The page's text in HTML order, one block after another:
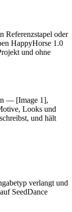
Referenzstapel oder
HappyHorse 1.0
und ohne
— [Image 1],
Looks und
und hält
verlangt und
SeedDance